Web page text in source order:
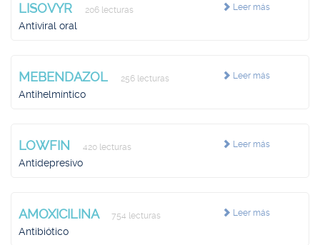
Leer más
LISOVYR 206 lecturas
Antiviral oral
Leer más
MEBENDAZOL 256 lecturas
Antihelmíntico
Leer más
LOWFIN 420 lecturas
Antidepresivo
Leer más
AMOXICILINA 754 lecturas
Antibiótico